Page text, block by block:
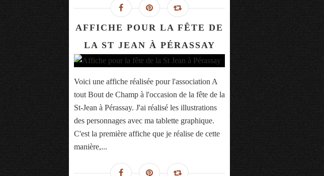
AFFICHE POUR LA FÊTE DE
LA ST JEAN À PÉRASSAY
Voici une affiche réalisée pour l'association A
tout Bout de Champ à l'occasion de la fête de la
St-Jean à Pérassay. J'ai réalisé les illustrations
des personnages avec ma tablette graphique.
C'est la première affiche que je réalise de cette
manière,...